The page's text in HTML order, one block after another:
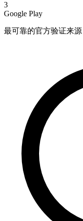
3
Google Play
最可靠的官方验证来源